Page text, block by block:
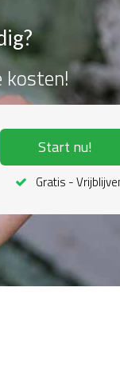
kosten!
Start nu!
Gratis -